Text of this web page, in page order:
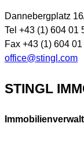
Dannebergplatz
Tel +43 (1) 604 01
Fax +43 (1) 604
office@stingl.com
STINGL